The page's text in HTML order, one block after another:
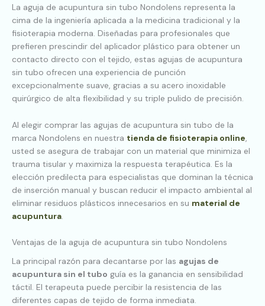
La aguja de acupuntura sin tubo Nondolens representa la
cima de la ingeniería aplicada a la medicina tradicional y la
fisioterapia moderna. Diseñadas para profesionales que
prefieren prescindir del aplicador plástico para obtener un
contacto directo con el tejido, estas agujas de acupuntura
sin tubo ofrecen una experiencia de punción
excepcionalmente suave, gracias a su acero inoxidable
quirúrgico de alta flexibilidad y su triple pulido de precisión.
Al elegir comprar las agujas de acupuntura sin tubo de la
marca Nondolens en nuestra tienda de fisioterapia online,
usted se asegura de trabajar con un material que minimiza el
trauma tisular y maximiza la respuesta terapéutica. Es la
elección predilecta para especialistas que dominan la técnica
de inserción manual y buscan reducir el impacto ambiental al
eliminar residuos plásticos innecesarios en su material de
acupuntura.
Ventajas de la aguja de acupuntura sin tubo Nondolens
La principal razón para decantarse por las agujas de
acupuntura sin el tubo guía es la ganancia en sensibilidad
táctil. El terapeuta puede percibir la resistencia de las
diferentes capas de tejido de forma inmediata.